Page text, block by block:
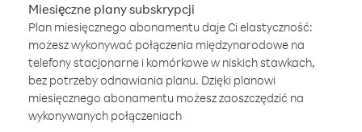
Miesięczne plany subskrypcji
Plan miesięcznego abonamentu daje Ci elastyczność:
możesz wykonywać połączenia międzynarodowe na
telefony stacjonarne i komórkowe w niskich stawkach,
bez potrzeby odnawiania planu. Dzięki planowi
miesięcznego abonamentu możesz zaoszczędzić na
wykonywanych połączeniach